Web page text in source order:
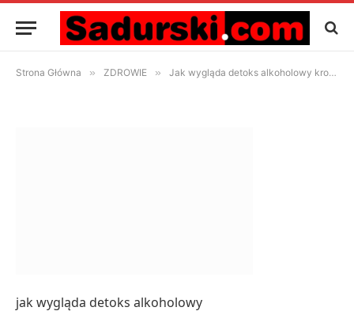
Strona Główna » ZDROWIE » Jak wygląda detoks alkoholowy krok po kroku?
alkoholowy
jak wygląda detoks alkoholowy